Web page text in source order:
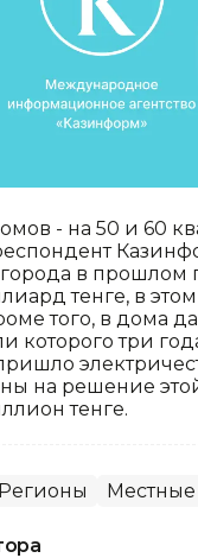
- на 50 и 60
в прошлом
тенге, в
того, в дома
которого три
на решение
тенге.
Регионы Местные